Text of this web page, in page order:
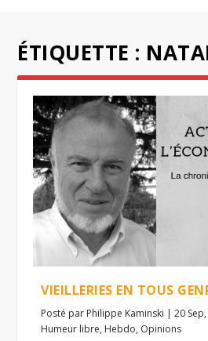
ÉTIQUETTE :
VIEILLERIES EN TOUS
Posté par Philippe Kaminski |20
Humeur libre, Hebdo, Opinions